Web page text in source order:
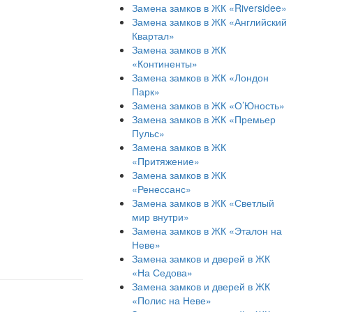
Замена замков в ЖК «Riversidee»
Замена замков в ЖК «Английский
Квартал»
Замена замков в ЖК
«Континенты»
Замена замков в ЖК «Лондон
Парк»
Замена замков в ЖК «О’Юность»
Замена замков в ЖК «Премьер
Пульс»
Замена замков в ЖК
«Притяжение»
Замена замков в ЖК
«Ренессанс»
Замена замков в ЖК «Светлый
мир внутри»
Замена замков в ЖК «Эталон на
Неве»
Замена замков и дверей в ЖК
«На Седова»
Замена замков и дверей в ЖК
«Полис на Неве»